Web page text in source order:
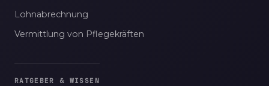
Lohnabrechnung
Vermittlung von Pflegekräften
RATGEBER & WISSEN